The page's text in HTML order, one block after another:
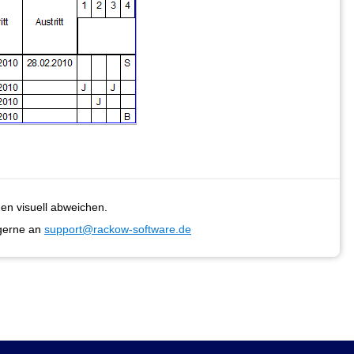
visuell abweichen.
an support@rackow-software.de